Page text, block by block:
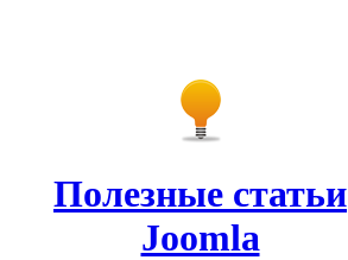
Полезные статьи
Joomla